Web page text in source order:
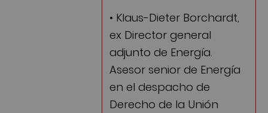
• Klaus-Dieter Borchardt,
ex Director general
adjunto de Energía.
Asesor senior de Energía
en el despacho de
Derecho de la Unión